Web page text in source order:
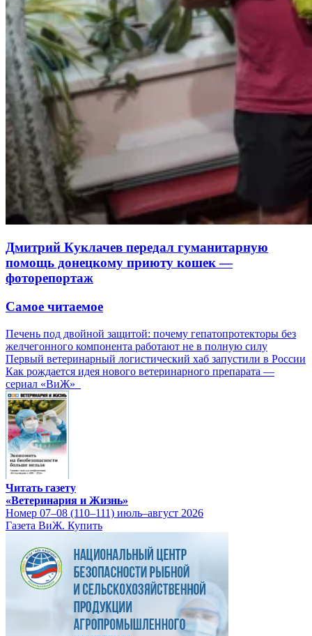
Дмитрий Куклачев передал гуманитарную
помощь донецкому приюту кошек —
фоторепортаж
Самое читаемое
Печень под двойной защитой: почему гепатопротекторы без
желчегонного компонента работают не в полную силу
Первый ветеринарный логистический хаб запустили в России
Как рождается идея нового ветеринарного препарата —
сериал «ВиЖ»
Читать газету
«Ветеринария и Жизнь»
Номер 07–08 (110–111) июль–август 2026
Газета ВиЖ. Купить